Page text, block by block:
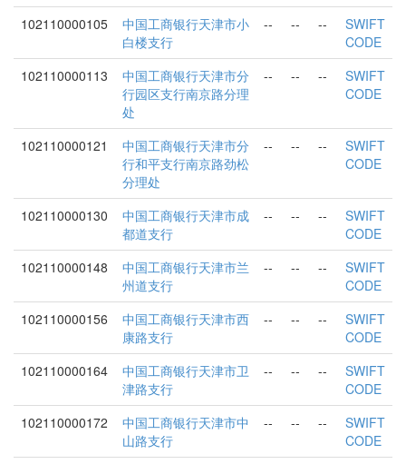
102110000105
中国工商银行天津市小
白楼支行
-- -- --
SWIFT
CODE
102110000113
中国工商银行天津市分
行园区支行南京路分理
处
-- -- --
SWIFT
CODE
102110000121
中国工商银行天津市分
行和平支行南京路劲松
分理处
-- -- --
SWIFT
CODE
102110000130
中国工商银行天津市成
都道支行
-- -- --
SWIFT
CODE
102110000148
中国工商银行天津市兰
州道支行
-- -- --
SWIFT
CODE
102110000156
中国工商银行天津市西
康路支行
-- -- --
SWIFT
CODE
102110000164
中国工商银行天津市卫
津路支行
-- -- --
SWIFT
CODE
102110000172
中国工商银行天津市中
山路支行
-- -- --
SWIFT
CODE